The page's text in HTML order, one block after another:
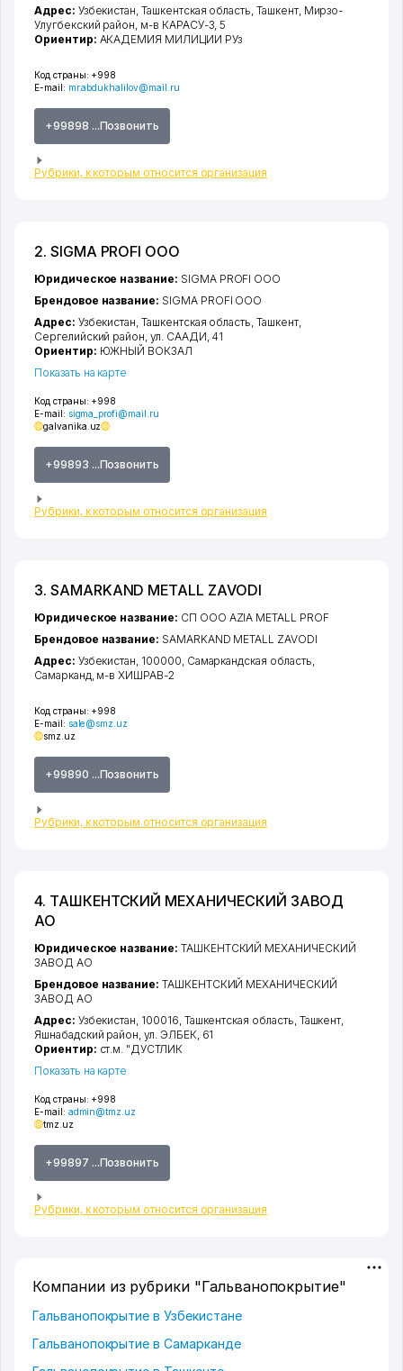
Код страны: +998
E-mail: mr.abdukhalilov@mail.ru
+99898 ...Позвонить
Рубрики, к которым относится организация
Адрес: Узбекистан,Ташкентская область,Ташкент, Мирзо-
Улугбекский район, м-в КАРАСУ-3, 5
Ориентир: АКАДЕМИЯ МИЛИЦИИ РУз
2. SIGMA PROFI ООО
Код страны: +998
E-mail: sigma_profi@mail.ru
galvanika.uz
+99893 ...Позвонить
Рубрики, к которым относится организация
Юридическое название: SIGMA PROFI ООО
Брендовое название: SIGMA PROFI ООО
Адрес: Узбекистан,Ташкентская область,Ташкент,
Сергелийский район,ул. СААДИ, 41
Ориентир: ЮЖНЫЙ ВОКЗАЛ
Показать на карте
3. SAMARKAND METALL ZAVODI
Код страны: +998
E-mail: sale@smz.uz
smz.uz
+99890 ...Позвонить
Рубрики, к которым относится организация
Юридическое название: СП ООО AZIA METALL PROF
Брендовое название: SAMARKAND METALL ZAVODI
Адрес: Узбекистан, 100000, Самаркандская область,
Самарканд, м-в ХИШРАВ-2
4. ТАШКЕНТСКИЙ МЕХАНИЧЕСКИЙ ЗАВОД
АО
Код страны: +998
E-mail: admin@tmz.uz
tmz.uz
+99897 ...Позвонить
Рубрики, к которым относится организация
Юридическое название: ТАШКЕНТСКИЙ МЕХАНИЧЕСКИЙ
ЗАВОД АО
Брендовое название: ТАШКЕНТСКИЙ МЕХАНИЧЕСКИЙ
ЗАВОД АО
Адрес: Узбекистан, 100016, Ташкентская область Ташкент
Яшнабадский район ,ул. ЭЛБЕК , 61
Ориентир: ст.м. "ДУСТЛИК
Показать на карте
Компании из рубрики "Гальванопокрытие"
Гальванопокрытие в Узбекистане
Гальванопокрытие в Самарканде